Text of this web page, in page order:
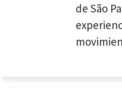
de São